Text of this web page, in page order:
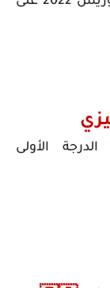
الأولى